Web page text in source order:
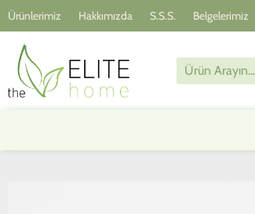
Ürünlerimiz Hakkımızda S.S.S. Belgelerimiz